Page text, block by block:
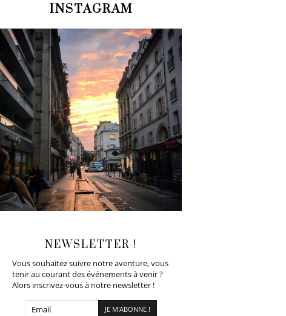
INSTAGRAM
NEWSLETTER !
Vous souhaitez suivre notre aventure, vous
tenir au courant des événements à venir ?
Alors inscrivez-vous à notre newsletter !